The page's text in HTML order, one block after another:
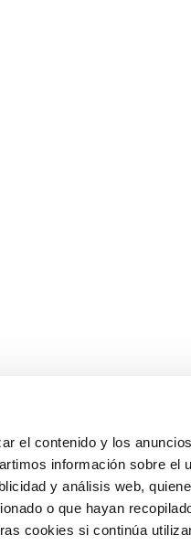
el contenido y los
información sobre el
y análisis web,
o que hayan
cookies si continúa